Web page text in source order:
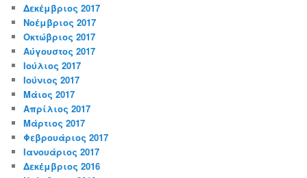
Δεκέμβριος 2017
Νοέμβριος 2017
Οκτώβριος 2017
Αύγουστος 2017
Ιούλιος 2017
Ιούνιος 2017
Μάιος 2017
Απρίλιος 2017
Μάρτιος 2017
Φεβρουάριος 2017
Ιανουάριος 2017
Δεκέμβριος 2016